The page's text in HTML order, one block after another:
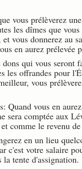
vous prélèverez
les dîmes que vous
vous donnerez au
en aurez prélevée
dons qui vous seront
les offrandes pour
vous
Quand vous en
sera comptée aux
comme le revenu
en un lieu
c'est votre salaire
la tente d'assignation.